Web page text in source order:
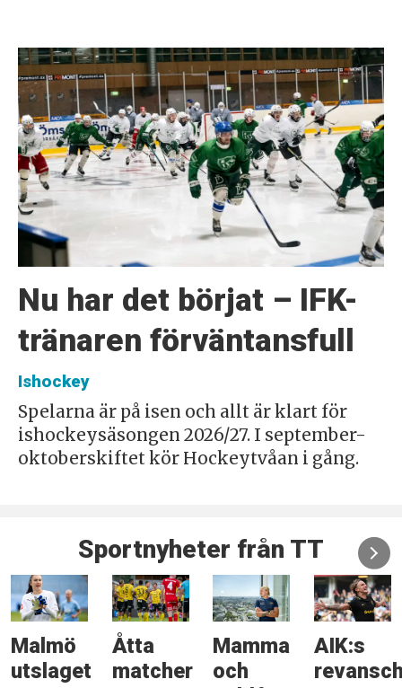
Nu har det börjat – IFK-
tränaren förväntansfull
Ishockey
Spelarna är på isen och allt är klart för
ishockeysäsongen 2026/27. I september-
oktoberskiftet kör Hockeytvåan i gång.
Sportnyheter från TT
Malmö
utslaget
Åtta
matcher
Mamma
och
AIK:s